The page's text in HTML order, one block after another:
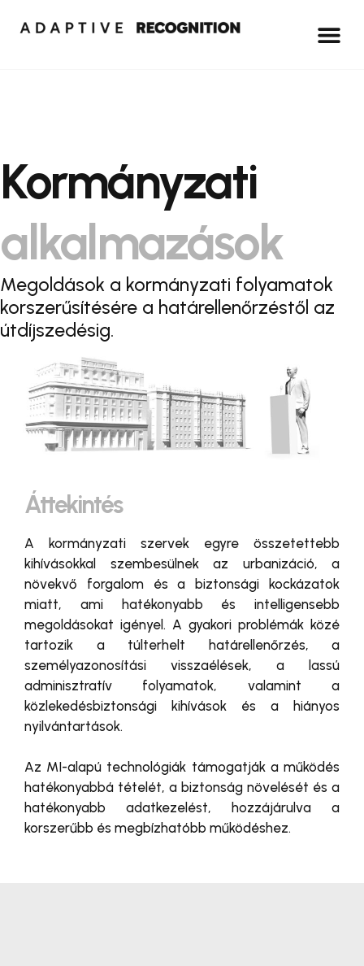
Kormányzati
alkalmazások
Megoldások a kormányzati folyamatok
korszerűsítésére a határellenőrzéstől az
útdíjszedésig.
Áttekintés
A kormányzati szervek egyre összetettebb
kihívásokkal szembesülnek az urbanizáció, a
növekvő forgalom és a biztonsági kockázatok
miatt, ami hatékonyabb és intelligensebb
megoldásokat igényel. A gyakori problémák közé
tartozik a túlterhelt határellenőrzés, a
személyazonosítási visszaélések, a lassú
adminisztratív folyamatok, valamint a
közlekedésbiztonsági kihívások és a hiányos
nyilvántartások.
Az MI-alapú technológiák támogatják a működés
hatékonyabbá tételét, a biztonság növelését és a
hatékonyabb adatkezelést, hozzájárulva a
korszerűbb és megbízhatóbb működéshez.